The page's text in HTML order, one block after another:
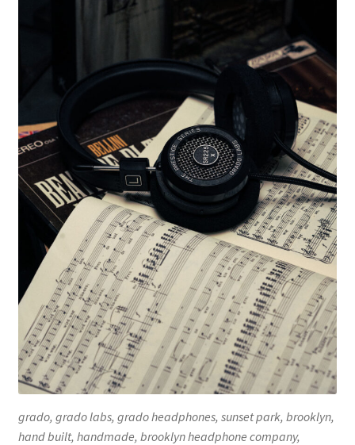
grado, grado labs, grado headphones, sunset park, brooklyn,
hand built, handmade, brooklyn headphone company,